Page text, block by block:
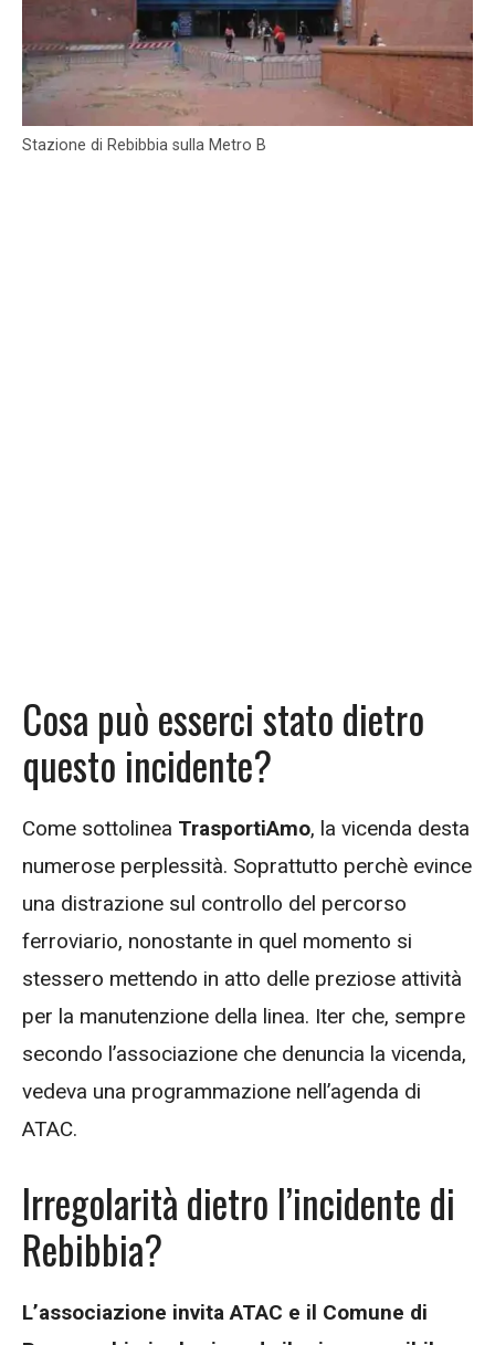
Stazione di Rebibbia sulla Metro B
Cosa può esserci stato dietro
questo incidente?
Come sottolinea TrasportiAmo, la vicenda desta
numerose perplessità. Soprattutto perchè evince
una distrazione sul controllo del percorso
ferroviario, nonostante in quel momento si
stessero mettendo in atto delle preziose attività
per la manutenzione della linea. Iter che, sempre
secondo l’associazione che denuncia la vicenda,
vedeva una programmazione nell’agenda di
ATAC.
Irregolarità dietro l’incidente di
Rebibbia?
L’associazione invita ATAC e il Comune di